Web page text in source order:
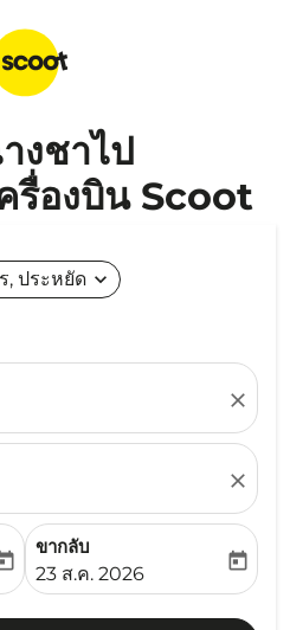
งชาไป
รื่องบิน Scoot
, ประหยัด expand_more
close
close
date-aria-label
ขากลับ
fc-booking-return-date-
23 ส.ค. 2026
today